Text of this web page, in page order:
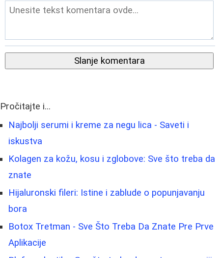
Slanje komentara
Pročitajte i...
Najbolji serumi i kreme za negu lica - Saveti i
iskustva
Kolagen za kožu, kosu i zglobove: Sve što treba da
znate
Hijaluronski fileri: Istine i zablude o popunjavanju
bora
Botox Tretman - Sve Što Treba Da Znate Pre Prve
Aplikacije